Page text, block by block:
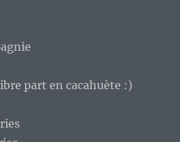
part en cacahuète :)